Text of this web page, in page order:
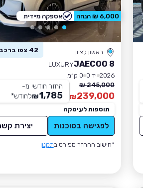
ראשון לציון 42 צפו ברכב זה
JAECOO 8
LUXURY
2026 יד 0
0 ק״מ
245,000 ₪
239,000
₪
החזר חודשי מ-
1,785
₪לחודש*
תוספות לעיסקה
לפגישה בסוכנות יצירת
*חישוב ההחזר מפורט בתקנון
6,000 ₪ הנחה אספקה מיידית